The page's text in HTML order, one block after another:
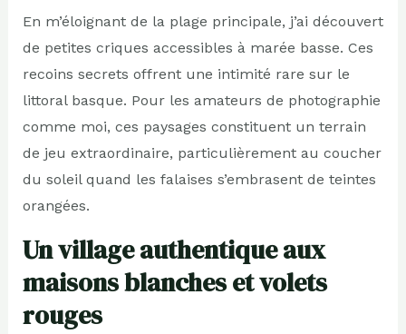
En m’éloignant de la plage principale, j’ai découvert
de petites criques accessibles à marée basse. Ces
recoins secrets offrent une intimité rare sur le
littoral basque. Pour les amateurs de photographie
comme moi, ces paysages constituent un terrain
de jeu extraordinaire, particulièrement au coucher
du soleil quand les falaises s’embrasent de teintes
orangées.
Un village authentique aux
maisons blanches et volets
rouges